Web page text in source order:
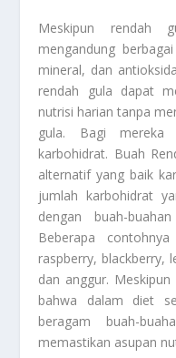
Meskipun rendah
mengandung
mineral, dan
rendah gula dapat
nutrisi harian tanpa
gula. Bagi mereka
karbohidrat. Buah
alternatif yang baik
jumlah karbohidrat
dengan buah-
Beberapa
raspberry, blackberry,
dan anggur.
bahwa dalam diet
beragam buah-
memastikan asupan